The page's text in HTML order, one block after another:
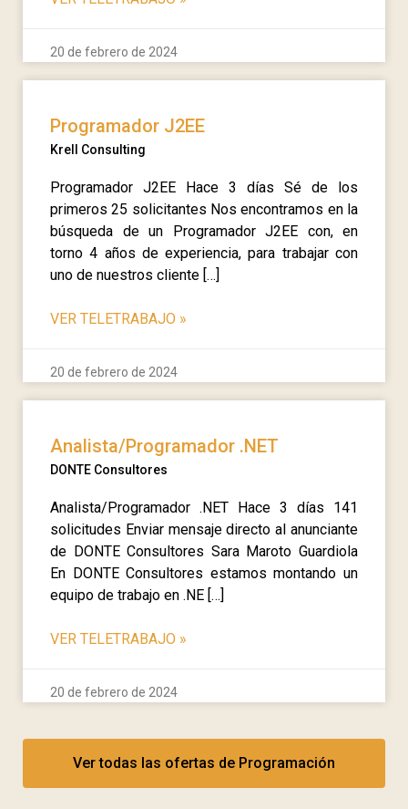
20 de febrero de 2024
Programador J2EE
Krell Consulting
Programador J2EE Hace 3 días Sé de los
primeros 25 solicitantes Nos encontramos en la
búsqueda de un Programador J2EE con, en
torno 4 años de experiencia, para trabajar con
uno de nuestros cliente […]
VER TELETRABAJO »
20 de febrero de 2024
Analista/Programador .NET
DONTE Consultores
Analista/Programador .NET Hace 3 días 141
solicitudes Enviar mensaje directo al anunciante
de DONTE Consultores Sara Maroto Guardiola
En DONTE Consultores estamos montando un
equipo de trabajo en .NE […]
VER TELETRABAJO »
20 de febrero de 2024
Ver todas las ofertas de Programación